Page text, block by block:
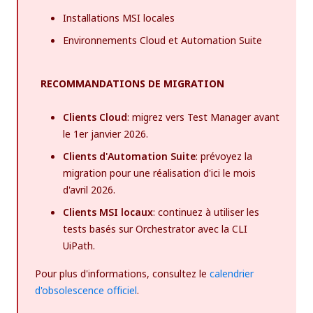
Installations MSI locales
Environnements Cloud et Automation Suite
RECOMMANDATIONS DE MIGRATION
Clients Cloud: migrez vers Test Manager avant
le 1er janvier 2026.
Clients d'Automation Suite: prévoyez la
migration pour une réalisation d'ici le mois
d'avril 2026.
Clients MSI locaux: continuez à utiliser les
tests basés sur Orchestrator avec la CLI
UiPath.
Pour plus d'informations, consultez le calendrier
d'obsolescence officiel.